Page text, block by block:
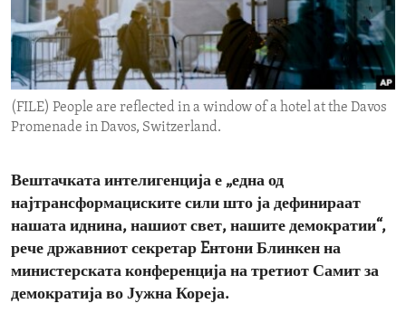
ENVIRONMENT AND HEALTH
IDEALS AND INSTITUTIONS
(FILE) People are reflected in a window of a hotel at the Davos
Promenade in Davos, Switzerland.
Вештачката интелигенција е „една од
најтрансформациските сили што ја дефинираат
нашата иднина, нашиот свет, нашите демократии“,
рече државниот секретар Eнтони Блинкен на
министерската конференција на третиот Самит за
демократија во Јужна Кореја.